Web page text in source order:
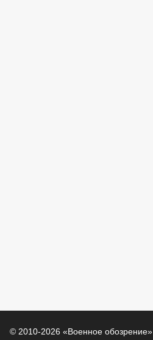
© 2010-2026 «Военное обозрение»